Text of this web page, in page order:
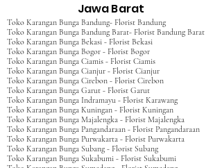
Jawa Barat
Toko Karangan Bunga Bandung- Florist Bandung
Toko Karangan Bunga Bandung Barat- Florist Bandung Barat
Toko Karangan Bunga Bekasi - Florist Bekasi
Toko Karangan Bunga Bogor - Florist Bogor
Toko Karangan Bunga Ciamis - Florist Ciamis
Toko Karangan Bunga Cianjur - Florist Cianjur
Toko Karangan Bunga Cirebon - Florist Cirebon
Toko Karangan Bunga Garut - Florist Garut
Toko Karangan Bunga Indramayu - Florist Karawang
Toko Karangan Bunga Kuningan - Florist Kuningan
Toko Karangan Bunga Majalengka - Florist Majalengka
Toko Karangan Bunga Pangandaraan - Florist Pangandaraan
Toko Karangan Bunga Purwakarta - Florist Purwakarta
Toko Karangan Bunga Subang - Florist Subang
Toko Karangan Bunga Sukabumi - Florist Sukabumi